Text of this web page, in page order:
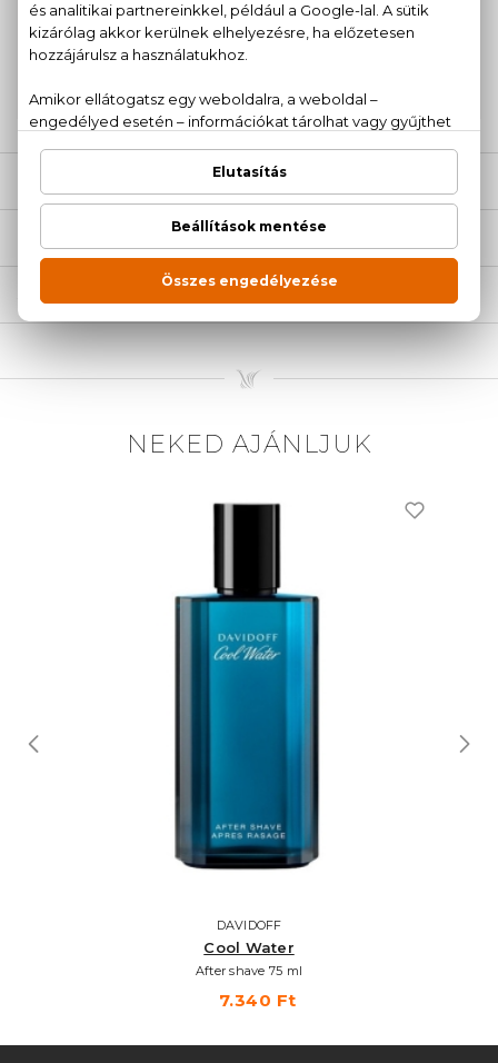
100% eredeti termékek,14 napos visszaküldési
garanciával
Kérdésed van, elakadtál? Hívd ügyfélszolgálatunkat:
NEKED AJÁNLJUK
DAVIDOFF
Cool Water
After shave 75 ml
7.340 Ft